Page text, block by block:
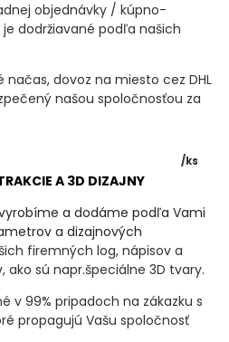
/ks
objednávky / kúpno-
dodržiavané podľa našich
načas, dovoz na miesto cez DHL
našou spoločnosťou za
A 3D DIZAJNY
a dodáme podľa Vami
a dizajnových
firemných log, nápisov a
sú napr.špeciálne 3D tvary.
v 99% pripadoch na zákazku s
propagujú Vašu spoločnosť